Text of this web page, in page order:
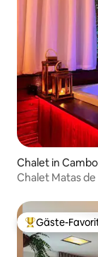
Chalet in
Chalet Matas de Camboriu 14 km
Beliebter
Gäste-